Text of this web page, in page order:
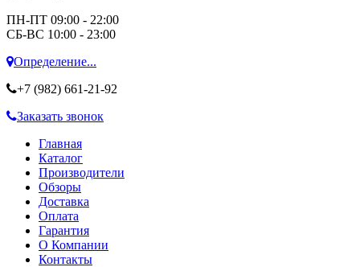
ПН-ПТ 09:00 - 22:00
СБ-ВС 10:00 - 23:00
Определение...
+7 (982) 661-21-92
Заказать звонок
Главная
Каталог
Производители
Обзоры
Доставка
Оплата
Гарантия
О Компании
Контакты